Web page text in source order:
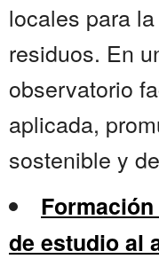
locales para
residuos. En
observatorio
aplicada,
sostenible y
de estudio al